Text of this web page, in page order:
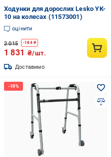
Ходунки для дорослих Lesko YK-
10 на колесах (11573001)
оцінити
2 015 -184₴
1 831 ₴/шт.
Доставимо